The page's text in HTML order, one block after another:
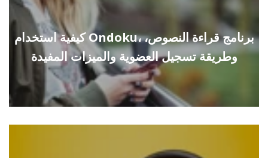
كيفية استخدام Ondoku، برنامج قراءة النصوص،
وطريقة تسجيل العضوية والميزات المفيدة